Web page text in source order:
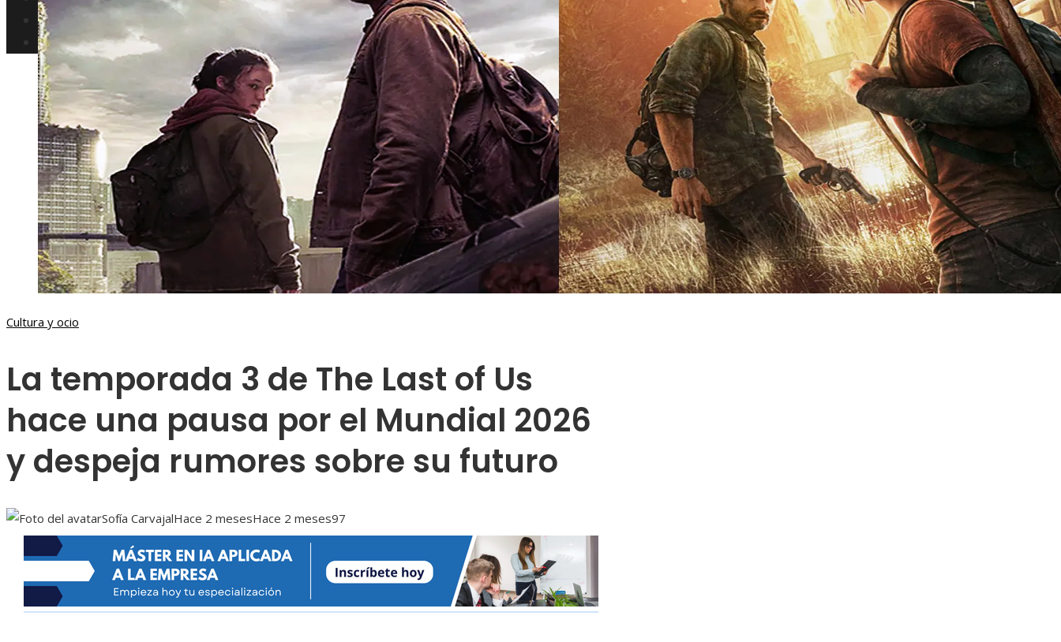
Cultura y ocio
Ciencia y tecnología
Cultura y ocio
La temporada 3 de The Last of Us
hace una pausa por el Mundial 2026
y despeja rumores sobre su futuro
Sofía CarvajalHace 2 mesesHace 2 meses97